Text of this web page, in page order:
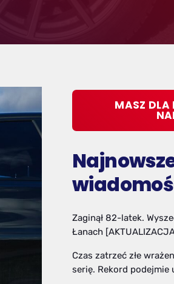
MASZ DLA
Zaginął 82-latek.
Łanach
Czas zatrzeć złe
serię. Rekord podejmie